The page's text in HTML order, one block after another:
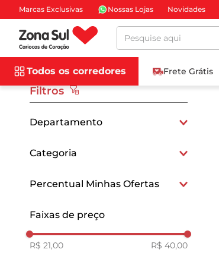
Marcas Exclusivas Nossas Lojas Novidades
Pesquise aqui
Todos os corredores Frete Grátis
Filtros
Departamento
Categoria
Percentual Minhas Ofertas
Faixas de preço
R$ 21,00 R$ 40,00